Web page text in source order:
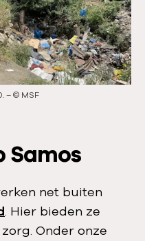
e
s
l
i
d
n
d
e
s
l
–© MSF
Samos
net buiten
. Hier bieden ze
Onder onze